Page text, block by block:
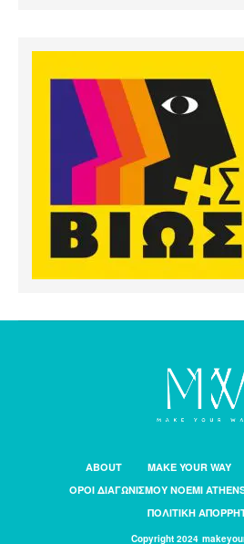
ABOUT MAKE YOUR WAY
ΟΡΟΙ ΔΙΑΓΩΝΙΣΜΟΥ NOEMI
ΠΟΛΙΤΙΚΗ
Copyright 2024